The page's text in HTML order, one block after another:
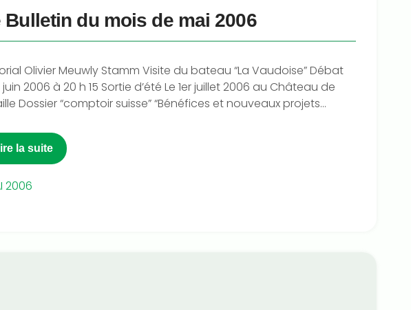
Bulletin du mois de mai 2006
Olivier Meuwly Stamm Visite du bateau “La Vaudoise” Débat
juin 2006 à 20 h 15 Sortie d’été Le 1er juillet 2006 au Château de
Dossier “comptoir suisse” “Bénéfices et nouveaux projets...
la suite
2006